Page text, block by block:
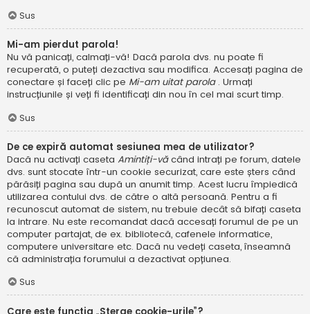
Sus
Mi-am pierdut parola!
Nu vă panicați, calmați-vă! Dacă parola dvs. nu poate fi
recuperată, o puteți dezactiva sau modifica. Accesați pagina de
conectare și faceți clic pe Mi-am uitat parola . Urmați
instrucțiunile și veți fi identificați din nou în cel mai scurt timp.
Sus
De ce expiră automat sesiunea mea de utilizator?
Dacă nu activați caseta Amintiți-văcând intrați pe forum, datele
dvs. sunt stocate într-un cookie securizat, care este șters când
părăsiți pagina sau după un anumit timp. Acest lucru împiedică
utilizarea contului dvs. de către o altă persoană. Pentru a fi
recunoscut automat de sistem, nu trebuie decât să bifați caseta
la intrare. Nu este recomandat dacă accesați forumul de pe un
computer partajat, de ex. bibliotecă, cafenele informatice,
computere universitare etc. Dacă nu vedeți caseta, înseamnă
că administrația forumului a dezactivat opțiunea.
Sus
Care este funcția „Șterge cookie-urile”?